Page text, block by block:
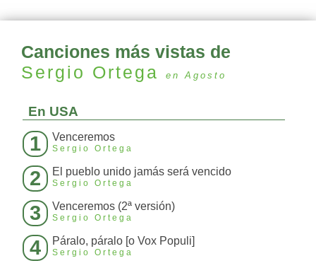
Canciones más vistas de
Sergio Ortega
en Agosto
En USA
1 Venceremos
Sergio Ortega
2 El pueblo unido jamás será vencido
Sergio Ortega
3 Venceremos (2ª versión)
Sergio Ortega
4 Páralo, páralo [o Vox Populi]
Sergio Ortega